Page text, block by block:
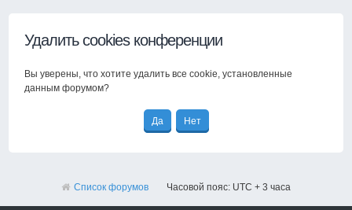
Удалить cookies конференции
Вы уверены, что хотите удалить все cookie, установленные
данным форумом?
Список форумов Часовой пояс: UTC + 3 часа